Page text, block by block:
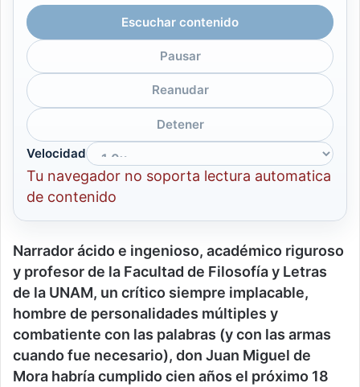
Escuchar contenido
Pausar
Reanudar
Detener
Velocidad
Tu navegador no soporta lectura automatica
de contenido
Narrador ácido e ingenioso, académico riguroso
y profesor de la Facultad de Filosofía y Letras
de la UNAM, un crítico siempre implacable,
hombre de personalidades múltiples y
combatiente con las palabras (y con las armas
cuando fue necesario), don Juan Miguel de
Mora habría cumplido cien años el próximo 18